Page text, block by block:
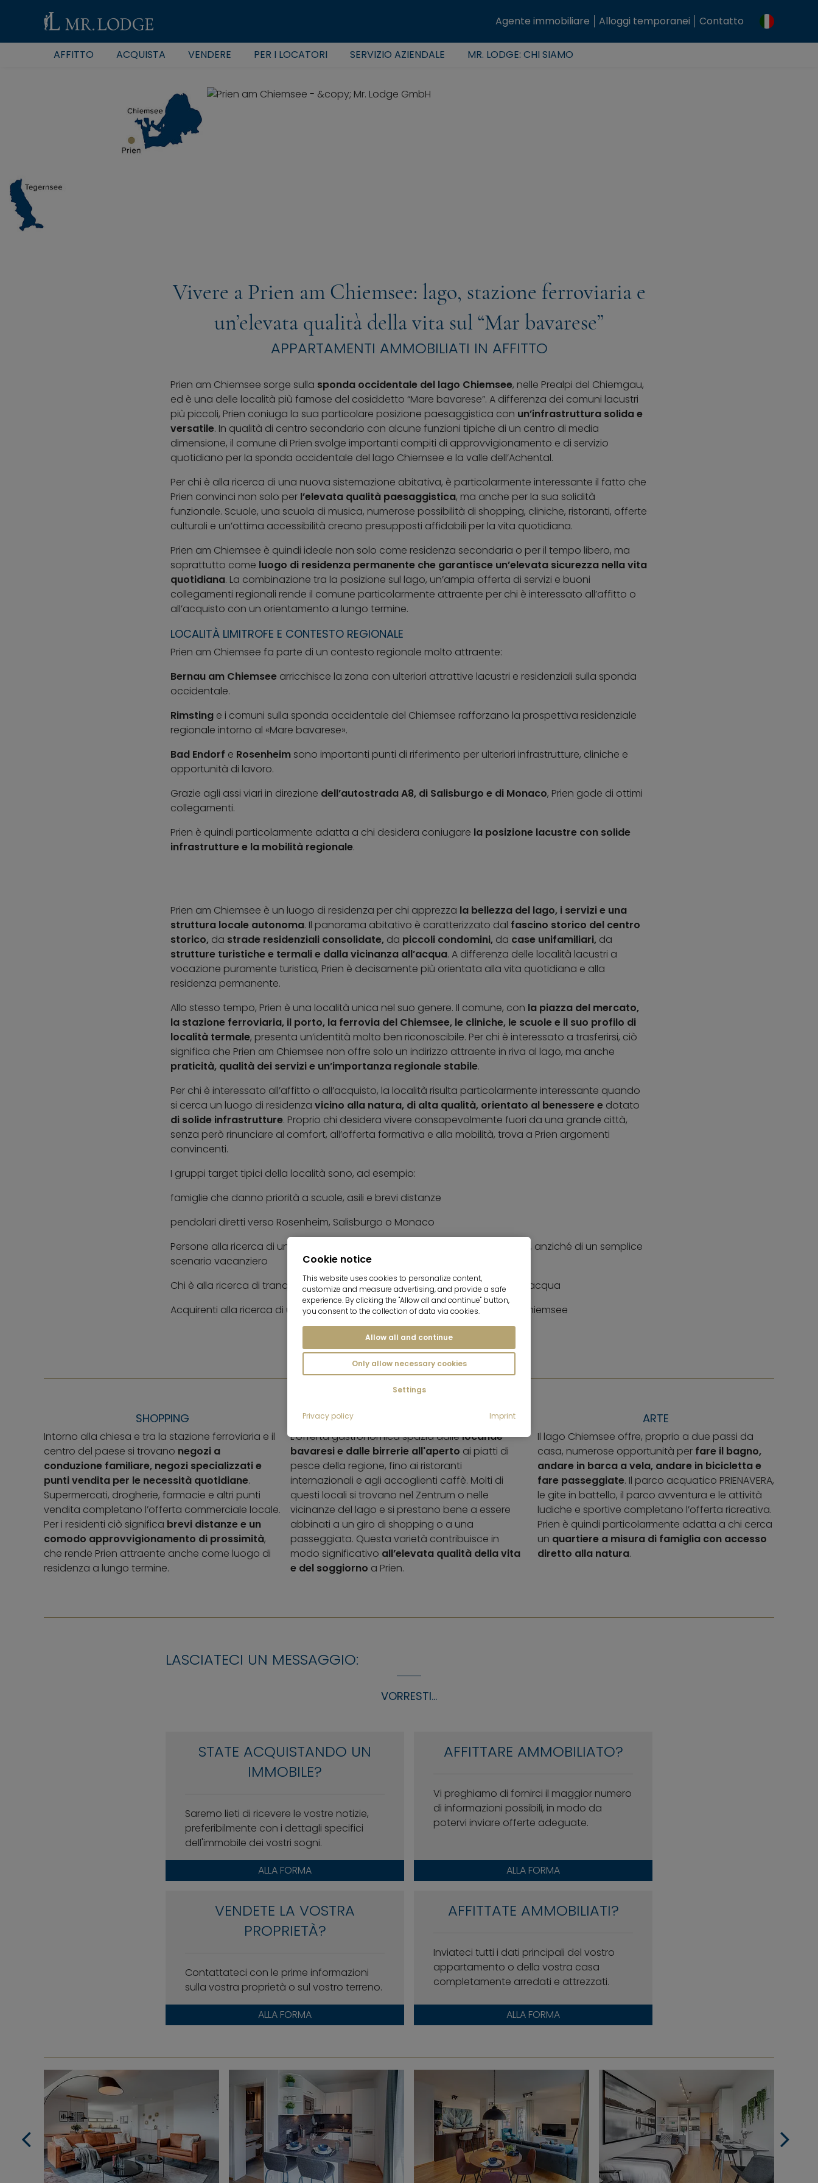
Agente immobiliare Alloggi temporanei Contatto
AFFITTO ACQUISTA VENDERE PER I LOCATORI SERVIZIO AZIENDALE MR. LODGE: CHI SIAMO
Vivere a Prien am Chiemsee: lago, stazione ferroviaria e
un’elevata qualità della vita sul “Mar bavarese”
APPARTAMENTI AMMOBILIATI IN AFFITTO
Prien am Chiemsee sorge sulla sponda occidentale del lago Chiemsee, nelle Prealpi del Chiemgau,
ed è una delle località più famose del cosiddetto “Mare bavarese”. A differenza dei comuni lacustri
più piccoli, Prien coniuga la sua particolare posizione paesaggistica con un’infrastruttura solida e
versatile. In qualità di centro secondario con alcune funzioni tipiche di un centro di media
dimensione, il comune di Prien svolge importanti compiti di approvvigionamento e di servizio
quotidiano per la sponda occidentale del lago Chiemsee e la valle dell’Achental.
Per chi è alla ricerca di una nuova sistemazione abitativa, è particolarmente interessante il fatto che
Prien convinci non solo per l’elevata qualità paesaggistica, ma anche per la sua solidità
funzionale. Scuole, una scuola di musica, numerose possibilità di shopping, cliniche, ristoranti, offerte
culturali e un’ottima accessibilità creano presupposti affidabili per la vita quotidiana.
Prien am Chiemsee è quindi ideale non solo come residenza secondaria o per il tempo libero, ma
soprattutto come luogo di residenza permanente che garantisce un’elevata sicurezza nella vita
quotidiana. La combinazione tra la posizione sul lago, un’ampia offerta di servizi e buoni
collegamenti regionali rende il comune particolarmente attraente per chi è interessato all’affitto o
all’acquisto con un orientamento a lungo termine.
LOCALITÀ LIMITROFE E CONTESTO REGIONALE
Prien am Chiemsee fa parte di un contesto regionale molto attraente:
Bernau am Chiemsee arricchisce la zona con ulteriori attrattive lacustri e residenziali sulla sponda
occidentale.
Rimsting e i comuni sulla sponda occidentale del Chiemsee rafforzano la prospettiva residenziale
regionale intorno al «Mare bavarese».
Bad Endorf e Rosenheim sono importanti punti di riferimento per ulteriori infrastrutture, cliniche e
opportunità di lavoro.
Grazie agli assi viari in direzione dell’autostrada A8, di Salisburgo e di Monaco, Prien gode di ottimi
collegamenti.
Prien è quindi particolarmente adatta a chi desidera coniugare la posizione lacustre con solide
infrastrutture e la mobilità regionale.
Prien am Chiemsee è un luogo di residenza per chi apprezza la bellezza del lago, i servizi e una
struttura locale autonoma. Il panorama abitativo è caratterizzato dal fascino storico del centro
storico, da strade residenziali consolidate, da piccoli condomini, da case unifamiliari, da
strutture turistiche e termali e dalla vicinanza all’acqua. A differenza delle località lacustri a
vocazione puramente turistica, Prien è decisamente più orientata alla vita quotidiana e alla
residenza permanente.
Allo stesso tempo, Prien è una località unica nel suo genere. Il comune, con la piazza del mercato,
la stazione ferroviaria, il porto, la ferrovia del Chiemsee, le cliniche, le scuole e il suo profilo di
località termale, presenta un’identità molto ben riconoscibile. Per chi è interessato a trasferirsi, ciò
significa che Prien am Chiemsee non offre solo un indirizzo attraente in riva al lago, ma anche
praticità, qualità dei servizi e un’importanza regionale stabile.
Per chi è interessato all’affitto o all’acquisto, la località risulta particolarmente interessante quando
si cerca un luogo di residenza vicino alla natura, di alta qualità, orientato al benessere e dotato
di solide infrastrutture. Proprio chi desidera vivere consapevolmente fuori da una grande città,
senza però rinunciare al comfort, all’offerta formativa e alla mobilità, trova a Prien argomenti
convincenti.
I gruppi target tipici della località sono, ad esempio:
famiglie che danno priorità a scuole, asili e brevi distanze
pendolari diretti verso Rosenheim, Salisburgo o Monaco
Persone alla ricerca di un comune lacustre dotato di infrastrutture concrete, anziché di un semplice
scenario vacanziero
Chi è alla ricerca di tranquillità e desidera stare a contatto con la natura e l’acqua
Acquirenti alla ricerca di una posizione attraente a lungo termine sul lago Chiemsee
SHOPPING
Intorno alla chiesa e tra la stazione ferroviaria e il
centro del paese si trovano negozi a
conduzione familiare, negozi specializzati e
punti vendita per le necessità quotidiane.
Supermercati, drogherie, farmacie e altri punti
vendita completano l’offerta commerciale locale.
Per i residenti ciò significa brevi distanze e un
comodo approvvigionamento di prossimità,
che rende Prien attraente anche come luogo di
residenza a lungo termine.
L'offerta gastronomica spazia dallelocande
bavaresi e dalle birrerie all'aperto ai piatti di
pesce della regione, fino ai ristoranti
internazionali e agli accoglienti caffè. Molti di
questi locali si trovano nel Zentrum o nelle
vicinanze del lago e si prestano bene a essere
abbinati a un giro di shopping o a una
passeggiata. Questa varietà contribuisce in
modo significativo all’elevata qualità della vita
e del soggiorno a Prien.
ARTE
Il lago Chiemsee offre, proprio a due passi da
casa, numerose opportunità per fare il bagno,
andare in barca a vela, andare in bicicletta e
fare passeggiate. Il parco acquatico PRIENAVERA,
le gite in battello, il parco avventura e le attività
ludiche e sportive completano l’offerta ricreativa.
Prien è quindi particolarmente adatta a chi cerca
un quartiere a misura di famiglia con accesso
diretto alla natura.
LASCIATECI UN MESSAGGIO:
VORRESTI...
STATE ACQUISTANDO UN
IMMOBILE?
Saremo lieti di ricevere le vostre notizie,
preferibilmente con i dettagli specifici
dell'immobile dei vostri sogni.
ALLA FORMA
AFFITTARE AMMOBILIATO?
Vi preghiamo di fornirci il maggior numero
di informazioni possibili, in modo da
potervi inviare offerte adeguate.
ALLA FORMA
VENDETE LA VOSTRA
PROPRIETÀ?
Contattateci con le prime informazioni
sulla vostra proprietà o sul vostro terreno.
ALLA FORMA
AFFITTATE AMMOBILIATI?
Inviateci tutti i dati principali del vostro
appartamento o della vostra casa
completamente arredati e attrezzati.
ALLA FORMA
Cookie notice
This website uses cookies to personalize content,
customize and measure advertising, and provide a safe
experience. By clicking the "Allow all and continue" button,
you consent to the collection of data via cookies.
Allow all and continue
Only allow necessary cookies
Settings
Privacy policy Imprint